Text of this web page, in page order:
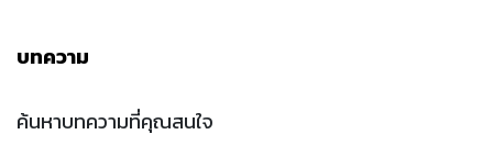
บทความ
ค้นหาบทความที่คุณสนใจ